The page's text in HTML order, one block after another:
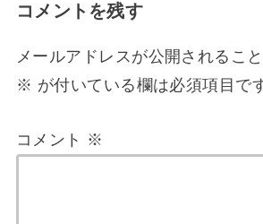
コメントを残す
メールアドレスが公開されるこ
※ が付いている欄は必須項目で
コメント ※